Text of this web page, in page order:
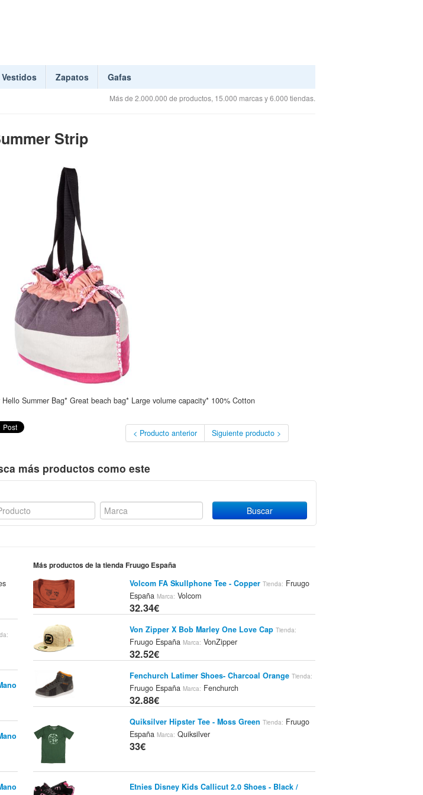
Vestidos Zapatos Gafas
Más de 2.000.000 de productos, 15.000 marcas y 6.000 tiendas.
Strip
Hello Summer Bag* Great beach bag* Large volume capacity* 100% Cotton
< Producto anterior Siguiente producto >
más productos como este
Más productos de la tienda Fruugo España
Volcom FA Skullphone Tee - Copper Tienda: Fruugo
España Marca: Volcom
32.34€
Von Zipper X Bob Marley One Love Cap Tienda:
Fruugo España Marca: VonZipper
32.52€
Fenchurch Latimer Shoes- Charcoal Orange Tienda:
Fruugo España Marca: Fenchurch
32.88€
Quiksilver Hipster Tee - Moss Green Tienda: Fruugo
España Marca: Quiksilver
33€
Etnies Disney Kids Callicut 2.0 Shoes - Black /